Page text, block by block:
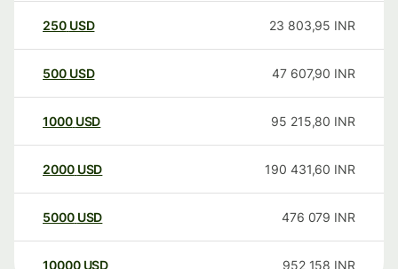
250 USD 23 803,95 INR
500 USD 47 607,90 INR
1000 USD 95 215,80 INR
2000 USD 190 431,60 INR
5000 USD 476 079 INR
10000 USD 952 158 INR